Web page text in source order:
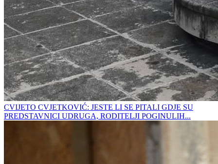
CVIJETO CVJETKOVIĆ: JESTE LI SE PITALI GDJE SU
PREDSTAVNICI UDRUGA, RODITELJI POGINULIH...